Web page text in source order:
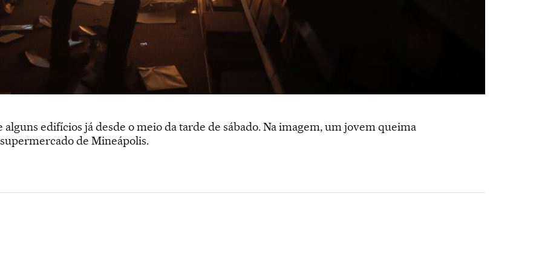
alguns edifícios já desde o meio da tarde de sábado. Na imagem, um jovem queima
de Mineápolis.